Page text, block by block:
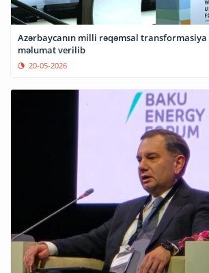
Azərbaycanın milli rəqəmsal
məlumat verilib
20-05-2026